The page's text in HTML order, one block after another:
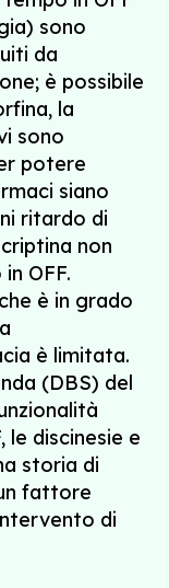
sono
da
è possibile
la
sono
potere
siano
ritardo di
non
OFF.
è in grado
è limitata.
(DBS) del
le discinesie e
storia di
fattore
di